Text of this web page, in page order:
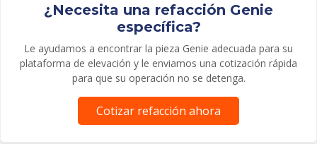
¿Necesita una refacción Genie
específica?
Le ayudamos a encontrar la pieza Genie adecuada para su
plataforma de elevación y le enviamos una cotización rápida
para que su operación no se detenga.
Cotizar refacción ahora